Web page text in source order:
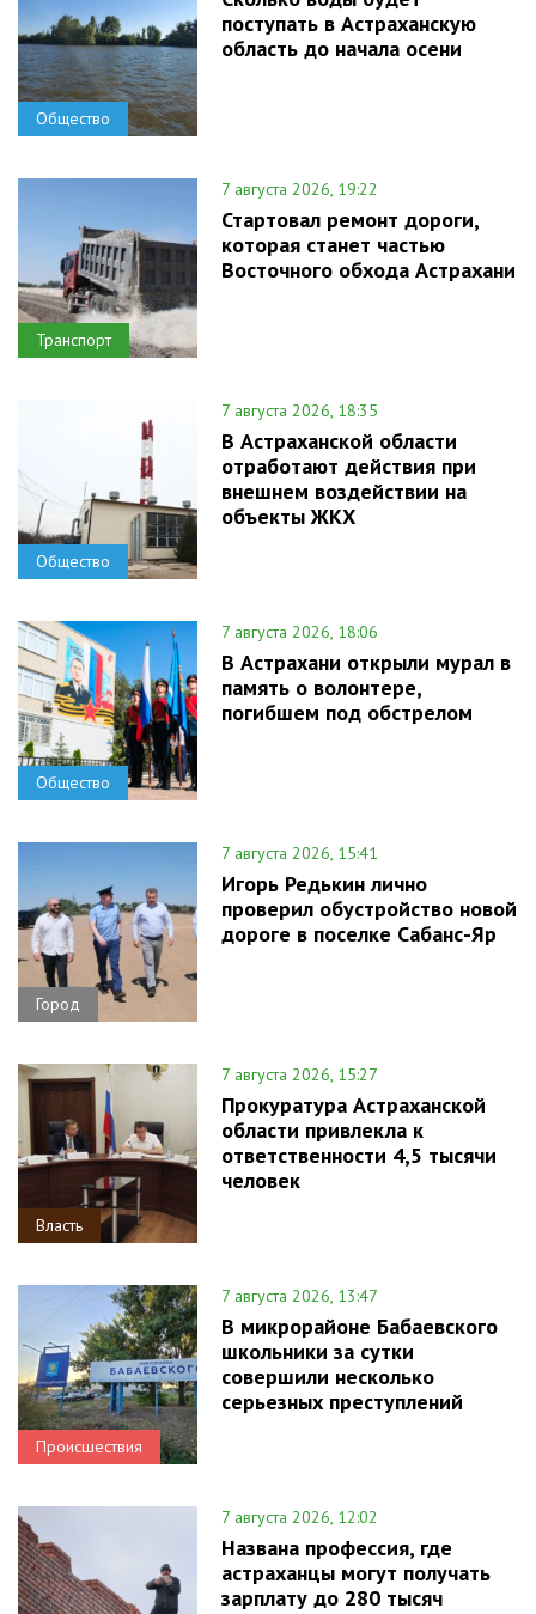
Общество
поступать в Астраханскую
область до начала осени
Транспорт
7 августа 2026, 19:22
Стартовал ремонт дороги,
которая станет частью
Восточного обхода Астрахани
Общество
7 августа 2026, 18:35
В Астраханской области
отработают действия при
внешнем воздействии на
объекты ЖКХ
Общество
7 августа 2026, 18:06
В Астрахани открыли мурал в
память о волонтере,
погибшем под обстрелом
Город
7 августа 2026, 15:41
Игорь Редькин лично
проверил обустройство новой
дороге в поселке Сабанс-Яр
Власть
7 августа 2026, 15:27
Прокуратура Астраханской
области привлекла к
ответственности 4,5 тысячи
человек
Происшествия
7 августа 2026, 13:47
В микрорайоне Бабаевского
школьники за сутки
совершили несколько
серьезных преступлений
7 августа 2026, 12:02
Названа профессия, где
астраханцы могут получать
зарплату до 280 тысяч